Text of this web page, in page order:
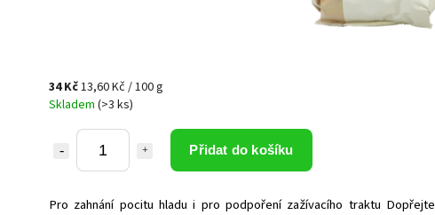
34 Kč13,60 Kč / 100 g
Skladem (>3 ks)
Přidat do košíku
Pro zahnání pocitu hladu i pro podpoření zažívacího traktu Dopřejte